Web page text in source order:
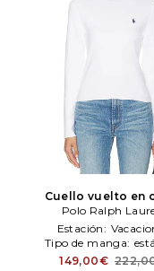
Cuello vuelto en
blanco Polo Ralph
Polo Ralph
Estación:
Tipo de manga:
149,00€